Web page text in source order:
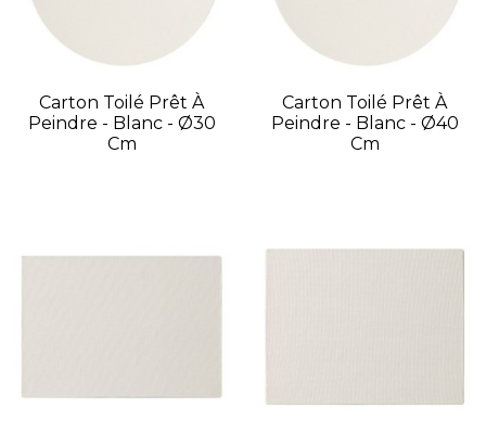
Carton Toilé Prêt À
Peindre - Blanc - Ø30
Cm
Carton Toilé Prêt À
Peindre - Blanc - Ø40
Cm